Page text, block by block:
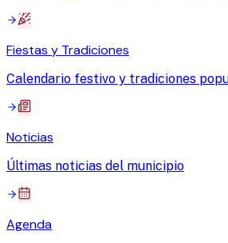
Fiestas y Tradiciones
Calendario festivo y tradiciones
Noticias
Últimas noticias del municipio
Agenda